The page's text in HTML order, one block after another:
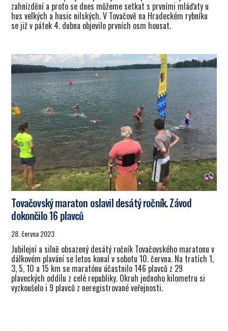
zahnízdění a proto se dnes můžeme setkat s prvními mláďaty u
hus velkých a husic nilských. V Tovačově na Hradeckém rybníku
se již v pátek 4. dubna objevilo prvních osm housat.
Tovačovský maraton oslavil desátý ročník. Závod
dokončilo 16 plavců
28. června 2023
Jubilejní a silně obsazený desátý ročník Tovačovského maratonu v
dálkovém plavání se letos konal v sobotu 10. června. Na tratích 1,
3, 5, 10 a 15 km se maratónu účastnilo 146 plavců z 29
plaveckých oddílu z celé republiky. Okruh jednoho kilometru si
vyzkoušelo i 9 plavců z neregistrované veřejnosti.